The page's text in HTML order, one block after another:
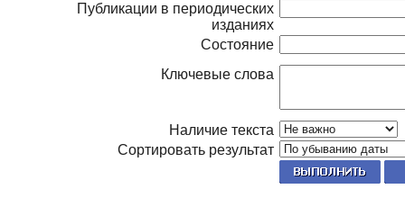
Публикации в периодических
изданиях
Состояние
Ключевые слова
Наличие текста
Сортировать результат